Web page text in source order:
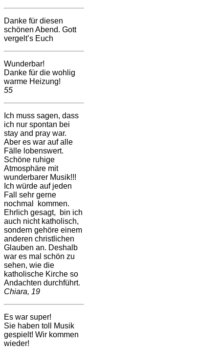
Danke für diesen
schönen Abend. Gott
vergelt’s Euch
Wunderbar!
Danke für die wohlig
warme Heizung!
55
Ich muss sagen, dass
ich nur spontan bei
stay and pray war.
Aber es war auf alle
Fälle lobenswert.
Schöne ruhige
Atmosphäre mit
wunderbarer Musik!!!
Ich würde auf jeden
Fall sehr gerne
nochmal kommen.
Ehrlich gesagt, bin ich
auch nicht katholisch,
sondern gehöre einem
anderen christlichen
Glauben an. Deshalb
war es mal schön zu
sehen, wie die
katholische Kirche so
Andachten durchführt.
Chiara, 19
Es war super!
Sie haben toll Musik
gespielt! Wir kommen
wieder!